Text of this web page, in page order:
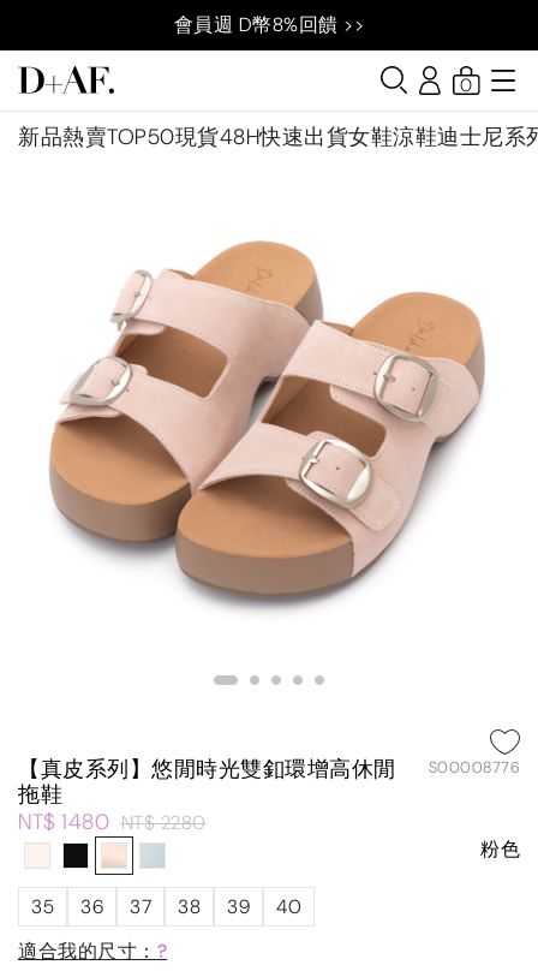
會員週 D幣8%回饋 >>
新品熱賣TOP50現貨48H快速出貨女鞋涼鞋迪士尼系
0
【真皮系列】悠閒時光雙釦環增高休閒
拖鞋
S00008776
NT$ 1480 NT$ 2280
粉色
35 36 37 38 39
40
適合我的尺寸： ?